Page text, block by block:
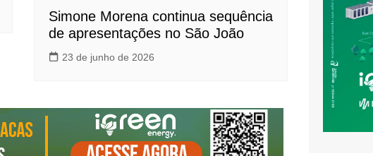
Simone Morena continua sequência
de apresentações no São João
23 de junho de 2026